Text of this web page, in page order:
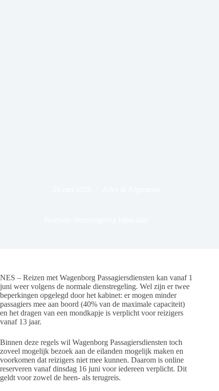
NES – Reizen met Wagenborg Passagiersdiensten kan vanaf 1
juni weer volgens de normale dienstregeling. Wel zijn er twee
beperkingen opgelegd door het kabinet: er mogen minder
passagiers mee aan boord (40% van de maximale capaciteit)
en het dragen van een mondkapje is verplicht voor reizigers
vanaf 13 jaar.
Binnen deze regels wil Wagenborg Passagiersdiensten toch
zoveel mogelijk bezoek aan de eilanden mogelijk maken en
voorkomen dat reizigers niet mee kunnen. Daarom is online
reserveren vanaf dinsdag 16 juni voor iedereen verplicht. Dit
geldt voor zowel de heen- als terugreis.